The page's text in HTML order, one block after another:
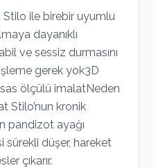
Stilo ile birebir uyumlu
dayanıklı
ve sessiz durmasını
gerek yok3D
ölçülü imalatNeden
Stilo’nun kronik
pandizot ayağı
sürekli düşer, hareket
çıkarır.